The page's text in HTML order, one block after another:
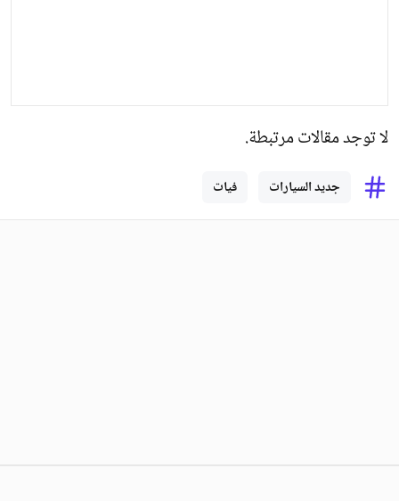
لا توجد مقالات مرتبطة.
جديد السيارات فيات